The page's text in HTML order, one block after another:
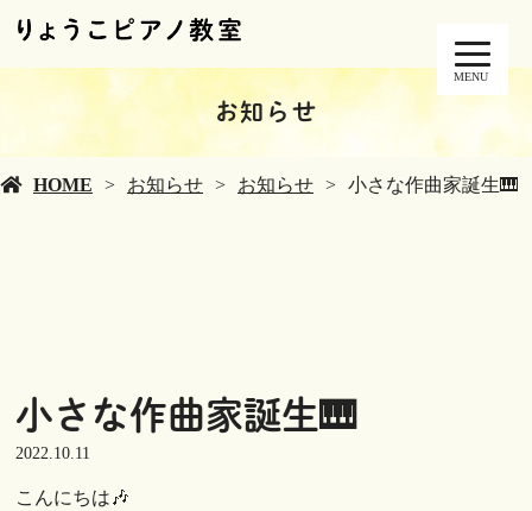
MENU
お知らせ
HOME お知らせ お知らせ 小さな作曲家誕生🎹
小さな作曲家誕生🎹
2022.10.11
こんにちは🎶